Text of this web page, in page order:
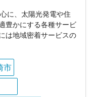
に、太陽光発電や住
豊かにする各種サービ
は地域密着サービスの
市